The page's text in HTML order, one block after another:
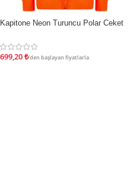
İNDIRIM
Kapitone Neon Turuncu Polar Ceket
699,20₺'den başlayan fiyatlarla